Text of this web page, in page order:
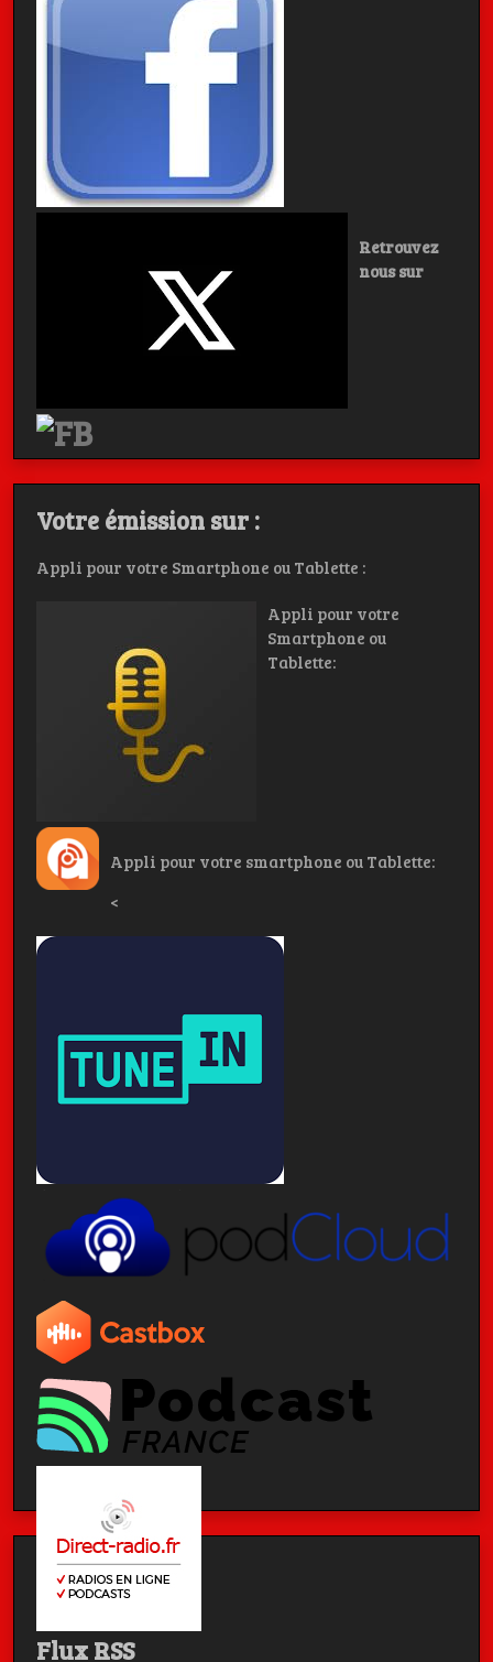
Retrouvez
nous sur
Votre émission sur :
Appli pour votre Smartphone ou Tablette :
Appli pour votre
Smartphone ou
Tablette:
Appli pour votre smartphone ou Tablette:
<
Flux RSS